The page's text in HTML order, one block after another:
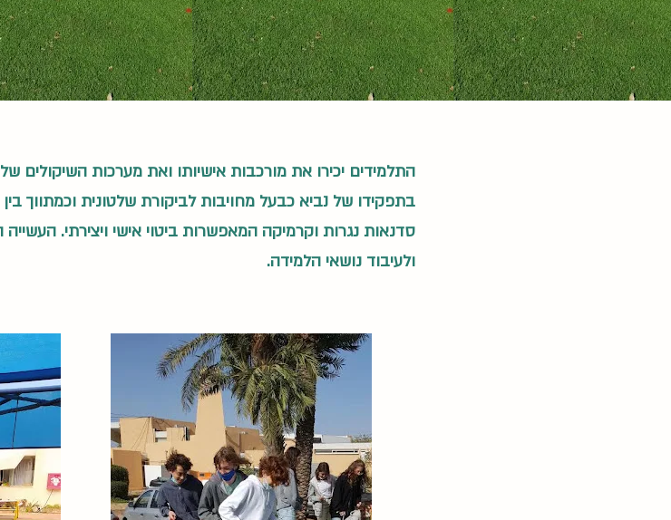
התלמידים יכירו את מורכבות אישיותו ואת מערכות השיקולים
בתפקידו של נביא כבעל מחויבות לביקורת שלטונית וכמתווך
סדנאות נגרות וקרמיקה המאפשרות ביטוי אישי ויצירתי.
ולעיבוד נושאי הלמידה.